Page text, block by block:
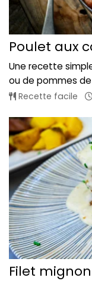
Poulet aux
Une recette
ou de pommes
Recette facile
Filet